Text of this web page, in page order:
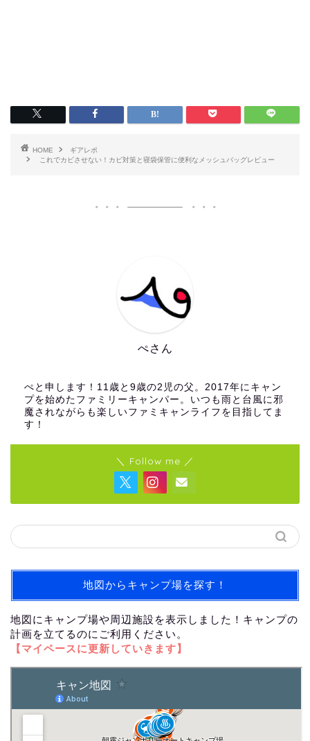
HOME
ギアレポ
これでカビさせない！カビ対策と寝袋保管に便利なメッシュバッグレビュー
ぺさん
ぺと申します！11歳と9歳の2児の父。2017年にキャン
プを始めたファミリーキャンパー。いつも雨と台風に邪
魔されながらも楽しいファミキャンライフを目指してま
す！
＼ Follow me ／
地図からキャンプ場を探す！
地図にキャンプ場や周辺施設を表示しました！キャンプの
計画を立てるのにご利用ください。
【マイペースに更新していきます】